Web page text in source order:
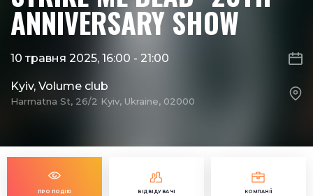
ANNIVERSARY SHOW
10 травня 2025, 16:00 - 21:00
Kyiv, Volume club
Harmatna St, 26/2 Kyiv, Ukraine, 02000
ПРО ПОДІЮ ВІДВІДУВАЧІ КОМПАНІЇ